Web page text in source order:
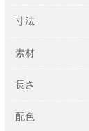
寸法
素材
長さ
配色